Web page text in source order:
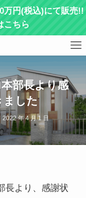
万円(税込)にて販売!!
こちら
部長より感
ました
2022 年 4 月 1 日
長より、感謝状